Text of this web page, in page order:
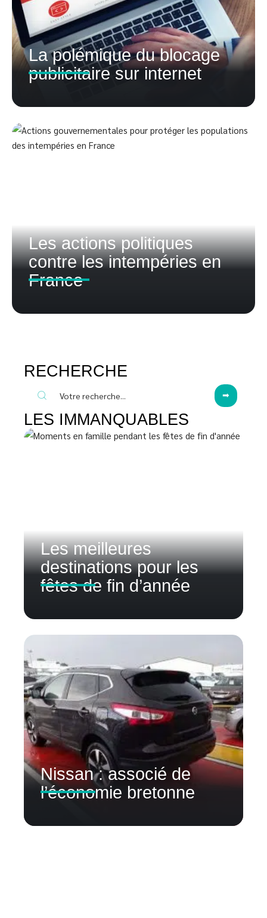
La polémique du blocage
publicitaire sur internet
Les actions politiques
contre les intempéries en
France
RECHERCHE
LES IMMANQUABLES
Les meilleures
destinations pour les
fêtes de fin d’année
Nissan : associé de
l’économie bretonne